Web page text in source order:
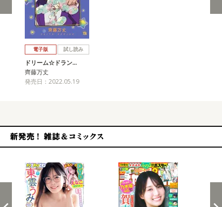
電子版 試し読み
ドリーム☆ドラン…
齊藤万丈
発売日：2022.05.19